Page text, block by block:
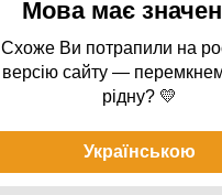
Добавьте первый
Мова має
Схоже Ви потрапили на
версію сайту —
рідну? 💛
Українською